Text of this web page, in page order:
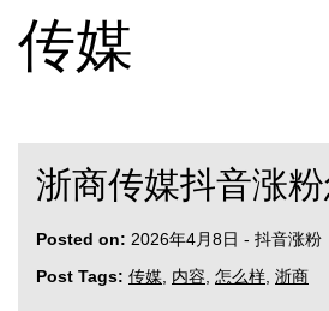
传媒
浙商传媒抖音涨
Posted on: 2026年4月8日 - 抖音涨粉
Post Tags: 传媒 内容 怎么样 浙商